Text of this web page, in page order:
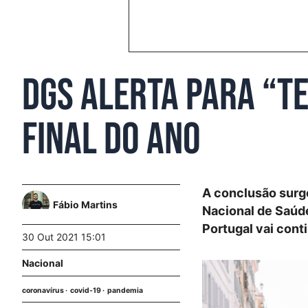
DGS alerta para
final do ano
Fábio Martins
30 Out 2021 15:01
Nacional
coronavírus covid-19 pandemia
A conclusão
Nacional de
Portugal vai